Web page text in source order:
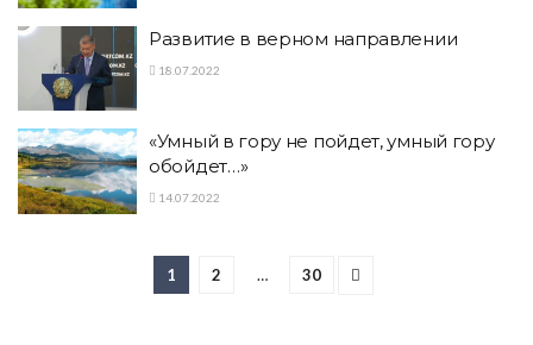
Развитие в верном направлении
18.07.2022
«Умный в гору не пойдет, умный гору
обойдет…»
14.07.2022
1 2 … 30